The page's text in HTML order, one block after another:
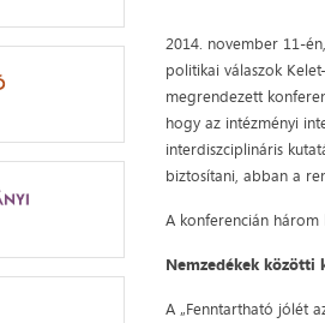
2014. november 11-
politikai válaszok
megrendezett
hogy az intézményi
interdiszciplináris
biztosítani, abban a
A konferencián
Nemzedékek közötti
A „Fenntartható jólét